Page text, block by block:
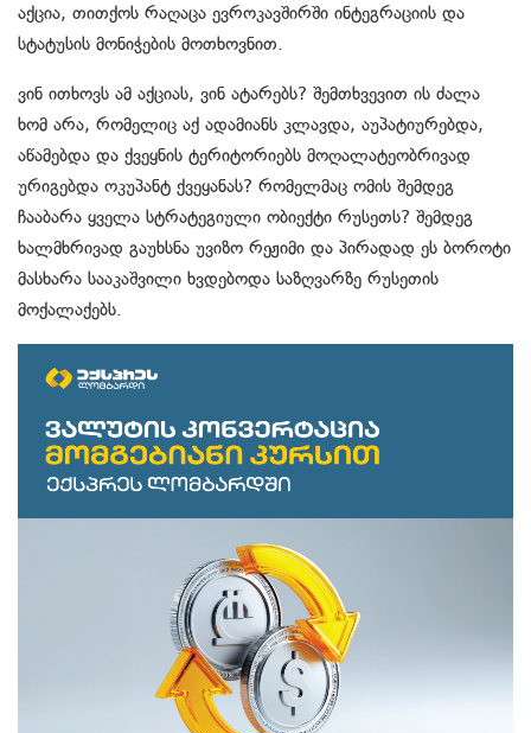
აქცია, თითქოს რაღაცა ევროკავშირში ინტეგრაციის და
სტატუსის მონიჭების მოთხოვნით.
ვინ ითხოვს ამ აქციას, ვინ ატარებს? შემთხვევით ის ძალა
ხომ არა, რომელიც აქ ადამიანს კლავდა, აუპატიურებდა,
აწამებდა და ქვეყნის ტერიტორიებს მოღალატეობრივად
ურიგებდა ოკუპანტ ქვეყანას? რომელმაც ომის შემდეგ
ჩააბარა ყველა სტრატეგიული ობიექტი რუსეთს? შემდეგ
ხალმხრივად გაუხსნა უვიზო რეჟიმი და პირადად ეს ბოროტი
მასხარა სააკაშვილი ხვდებოდა საზღვარზე რუსეთის
მოქალაქებს.